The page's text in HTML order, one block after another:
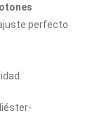
perfecto